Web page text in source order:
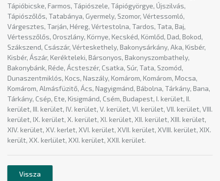
Tápióbicske, Farmos, Tápiószele, Tápiógyörgye, Újszilvás,
Tápiószőlős, Tatabánya, Gyermely, Szomor, Vértessomló,
Várgesztes, Tarján, Héreg, Vértestolna, Tardos, Tata, Baj,
Vértesszőlős, Oroszlány, Környe, Kecskéd, Kömlőd, Dad, Bokod,
Szákszend, Császár, Vérteskethely, Bakonysárkány, Aka, Kisbér,
Kisbér, Ászár, Kerékteleki, Bársonyos, Bakonyszombathely,
Bakonybánk, Réde, Ácsteszér, Csatka, Súr, Tata, Szomód,
Dunaszentmiklós, Kocs, Naszály, Komárom, Komárom, Mocsa,
Komárom, Almásfüzitő, Ács, Nagyigmánd, Bábolna, Tárkány, Bana,
Tárkány, Csép, Ete, Kisigmánd, Csém, Budapest, I. kerület, II.
kerület, III. kerület, IV. kerület, V. kerület, VI. kerület, VII. kerület, VIII.
kerület, IX. kerület, X. kerület, XI. kerület, XII. kerület, XIII. kerület,
XIV. kerület, XV. kerlet, XVI. kerület, XVII. kerület, XVIII. kerület, XIX.
került, XX. kerlület, XXI. kerület, XXII. kerület.
Vissza